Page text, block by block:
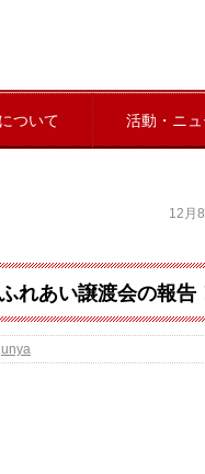
ついて 活動・ニ
12月
れあい譲渡会の報告